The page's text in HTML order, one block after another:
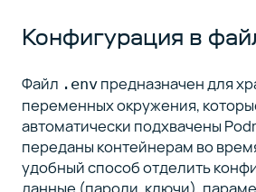
Конфигурация в
Файл .envпредназначен для
переменных окружения,
автоматически подхвачены
переданы контейнерам во
удобный способ отделить
данные (пароли, ключи),